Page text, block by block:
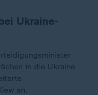
Ukraine-
in die Ukraine
an.